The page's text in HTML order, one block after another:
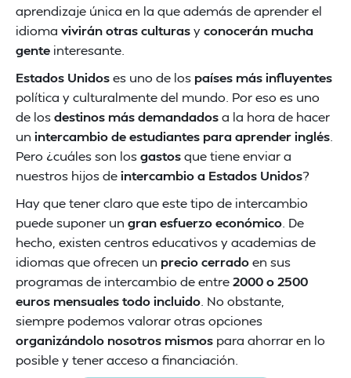
aprendizaje única en la que además de aprender el
idioma vivirán otras culturasyconocerán mucha
gente interesante.
Estados Unidoses uno de los países más influyentes
política y culturalmente del mundo. Por eso es uno
de losdestinos más demandadosa la hora de hacer
un intercambio de estudiantes para aprender inglés
Pero ¿cuáles son losgastosque tiene enviar a
nuestros hijos deintercambio a Estados Unidos?
Hay que tener claro que este tipo de intercambio
puede suponer un gran esfuerzo económico . De
hecho, existen centros educativos y academias de
idiomas que ofrecen un precio cerradoen sus
programas de intercambio de entre2000 o 2500
euros mensuales todo incluido . No obstante,
siempre podemos valorar otras opciones
organizándolo nosotros mismos para ahorrar en lo
posible y tener acceso a financiación.